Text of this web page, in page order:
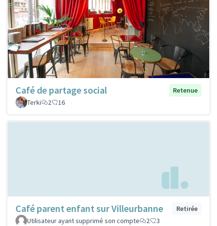
Café de partage social
Retenue
Terki
2 16
Café parent enfant sur Villeurbanne
Retirée
Utilisateur ayant supprimé son compte
2 3